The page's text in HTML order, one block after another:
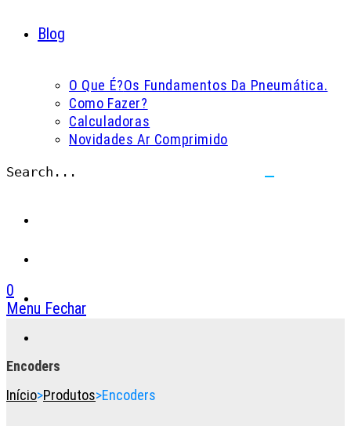
Blog
O Que É?Os Fundamentos Da Pneumática.
Como Fazer?
Calculadoras
Novidades Ar Comprimido
Search...
0
Menu Fechar
button
expand
Encoders
Início>Produtos>Encoders